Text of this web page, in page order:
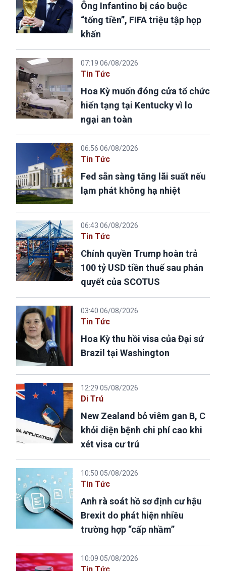
Ông Infantino bị cáo buộc
“tống tiền”, FIFA triệu tập họp
khẩn
07:19 06/08/2026
Tin Tức
Hoa Kỳ muốn đóng cửa tổ chức
hiến tạng tại Kentucky vì lo
ngại an toàn
06:56 06/08/2026
Tin Tức
Fed sẵn sàng tăng lãi suất nếu
lạm phát không hạ nhiệt
06:43 06/08/2026
Tin Tức
Chính quyền Trump hoàn trả
100 tỷ USD tiền thuế sau phán
quyết của SCOTUS
03:40 06/08/2026
Tin Tức
Hoa Kỳ thu hồi visa của Đại sứ
Brazil tại Washington
12:29 05/08/2026
Di Trú
New Zealand bỏ viêm gan B, C
khỏi diện bệnh chi phí cao khi
xét visa cư trú
10:50 05/08/2026
Tin Tức
Anh rà soát hồ sơ định cư hậu
Brexit do phát hiện nhiều
trường hợp “cấp nhầm”
10:09 05/08/2026